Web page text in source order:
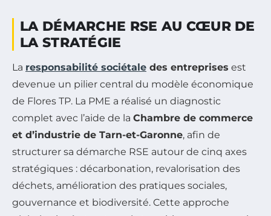
LA DÉMARCHE RSE AU CŒUR DE
LA STRATÉGIE
La responsabilité sociétale des entreprises est
devenue un pilier central du modèle économique
de Flores TP. La PME a réalisé un diagnostic
complet avec l’aide de la Chambre de commerce
et d’industrie de Tarn-et-Garonne, afin de
structurer sa démarche RSE autour de cinq axes
stratégiques : décarbonation, revalorisation des
déchets, amélioration des pratiques sociales,
gouvernance et biodiversité. Cette approche